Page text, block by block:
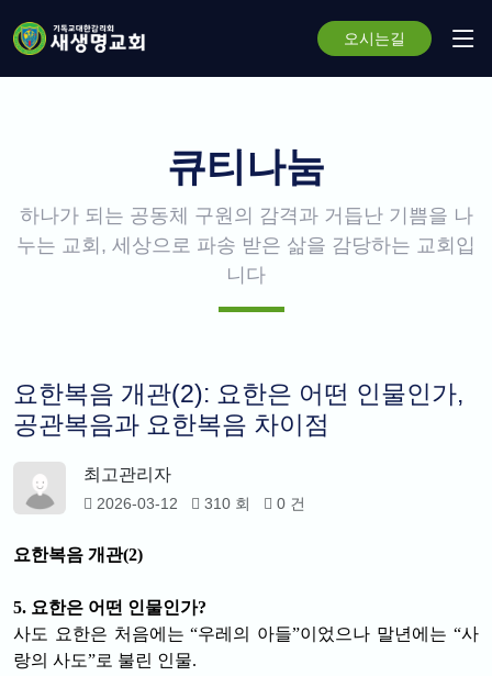
오시는길
큐티나눔
하나가 되는 공동체 구원의 감격과 거듭난 기쁨을 나
누는 교회, 세상으로 파송 받은 삶을 감당하는 교회입
니다
요한복음 개관(2): 요한은 어떤 인물인가,
공관복음과 요한복음 차이점
최고관리자
2026-03-12 310 회 0 건
요한복음 개관(2)
5. 요한은 어떤 인물인가?
사도 요한은 처음에는 “우레의 아들”이었으나 말년에는 “사
랑의 사도”로 불린 인물.